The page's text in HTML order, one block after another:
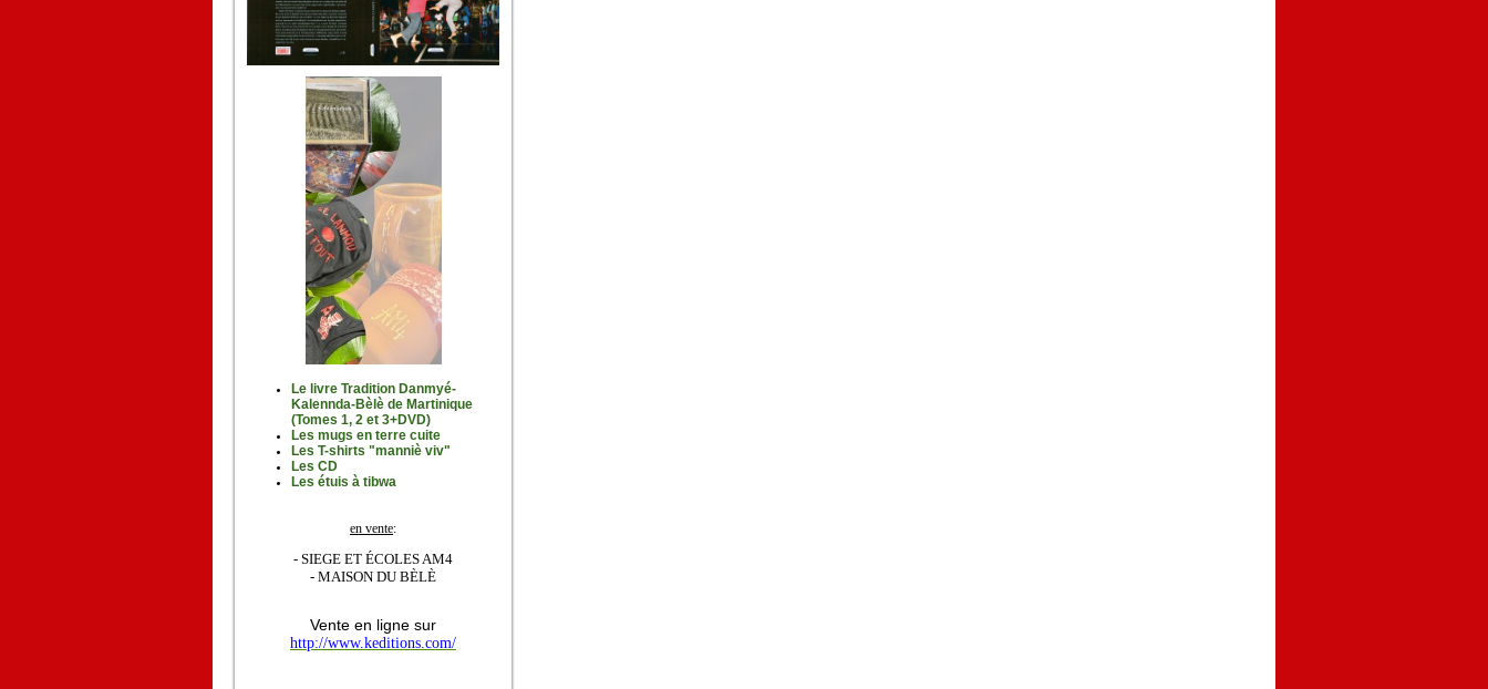
Le livre Tradition Danmyé-
Kalennda-Bèlè de Martinique
(Tomes 1, 2 et 3+DVD)
Les mugs en terre cuite
Les T-shirts "manniè viv"
Les CD
Les étuis à tibwa
en vente:
- SIEGE ET ÉCOLES AM4
- MAISON DU BÈLÈ
Vente en ligne sur
http://www.keditions.com/